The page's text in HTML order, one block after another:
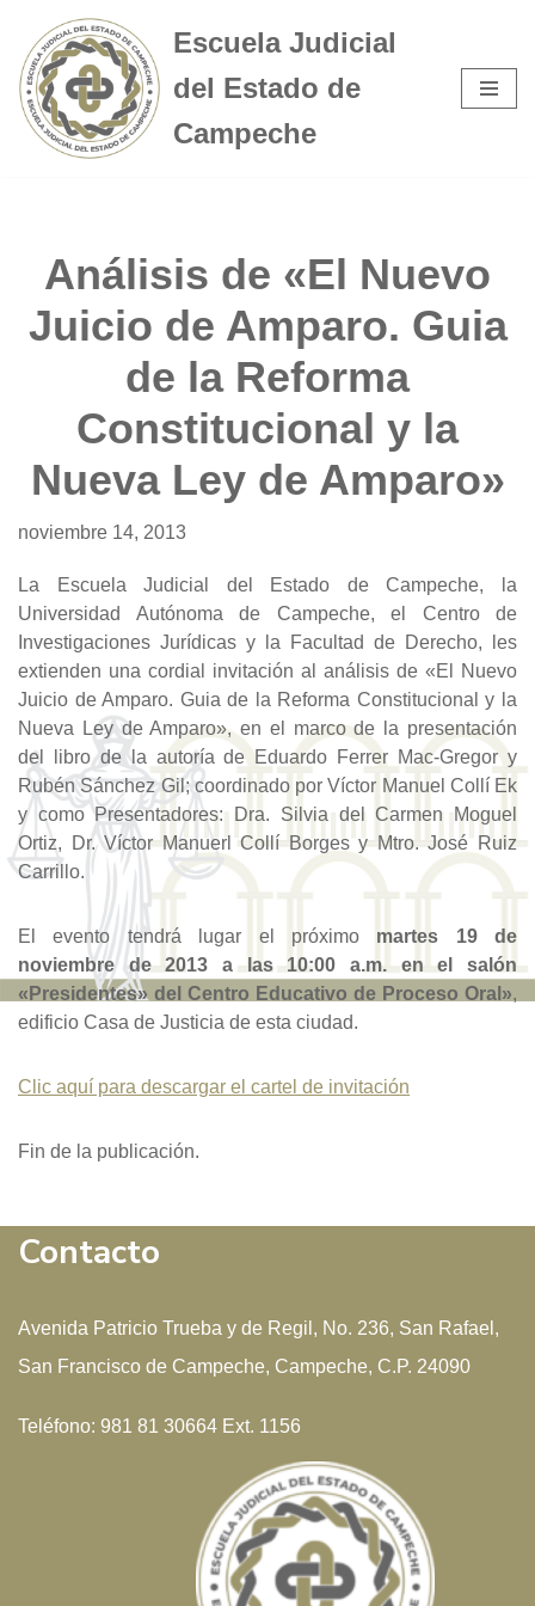
Saltar
al
contenido
Escuela Judicial
del Estado de
Campeche
Análisis de «El Nuevo
Juicio de Amparo. Guia
de la Reforma
Constitucional y la
Nueva Ley de Amparo»
noviembre 14, 2013
La Escuela Judicial del Estado de Campeche, la
Universidad Autónoma de Campeche, el Centro de
Investigaciones Jurídicas y la Facultad de Derecho, les
extienden una cordial invitación al análisis de «El Nuevo
Juicio de Amparo. Guia de la Reforma Constitucional y la
Nueva Ley de Amparo», en el marco de la presentación
del libro de la autoría de Eduardo Ferrer Mac-Gregor y
Rubén Sánchez Gil; coordinado por Víctor Manuel Collí Ek
y como Presentadores: Dra. Silvia del Carmen Moguel
Ortiz, Dr. Víctor Manuerl Collí Borges y Mtro. José Ruiz
Carrillo.
El evento tendrá lugar el próximo martes 19 de
noviembre de 2013 a las 10:00 a.m. en el salón
«Presidentes» del Centro Educativo de Proceso Oral»,
edificio Casa de Justicia de esta ciudad.
Clic aquí para descargar el cartel de invitación
Fin de la publicación.
Contacto
Avenida Patricio Trueba y de Regil, No. 236, San Rafael,
San Francisco de Campeche, Campeche, C.P. 24090
Teléfono: 981 81 30664 Ext. 1156